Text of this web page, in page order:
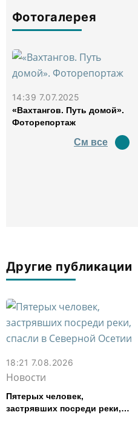
Фотогалерея
14:39 7.07.2025
«Вахтангов. Путь домой».
Фоторепортаж
См все
Другие публикации
18:21 7.08.2026
Новости
Пятерых человек,
застрявших посреди реки,